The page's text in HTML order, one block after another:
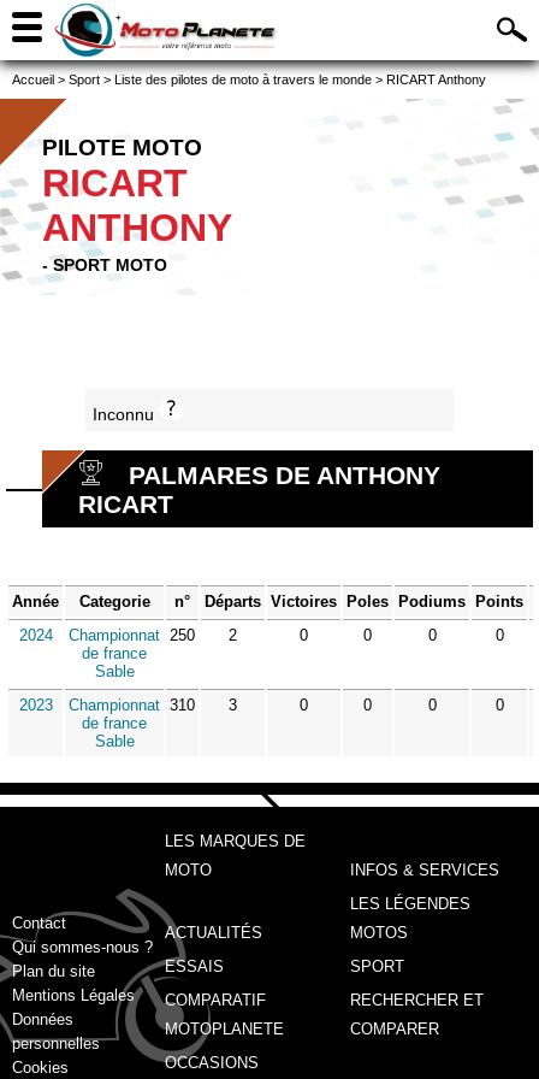
Accueil > Sport > Liste des pilotes de moto à travers le monde > RICART Anthony
PILOTE MOTO
RICART
ANTHONY
- SPORT MOTO
Inconnu
PALMARES DE ANTHONY
RICART
Année Categorie n° Départs Victoires Poles Podiums Points
2024
Championnat
de france
Sable
250 2 0 0 0 0
2023
Championnat
de france
Sable
310 3 0 0 0 0
Contact
Qui sommes-nous ?
Plan du site
Mentions Légales
Données
personnelles
Cookies
LES MARQUES DE
MOTO
INFOS & SERVICES
ACTUALITÉS
LES LÉGENDES
MOTOS
ESSAIS
SPORT
COMPARATIF
MOTOPLANETE
RECHERCHER ET
COMPARER
OCCASIONS